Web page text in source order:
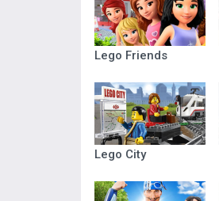
Lego Friends
Lego City